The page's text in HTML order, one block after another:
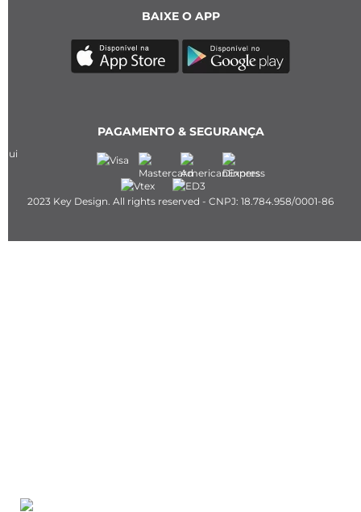
BAIXE O APP
PAGAMENTO & SEGURANÇA
2023 Key Design. All rights reserved - CNPJ: 18.784.958/0001-86